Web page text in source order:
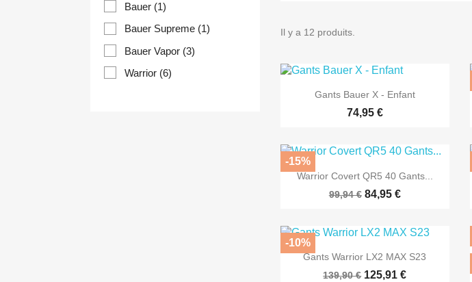
Bauer (1)
Bauer Supreme (1)
Bauer Vapor (3)
Warrior (6)
Il y a 12 produits.
 Aperçu rapide
Gants Bauer X - Enfant
74,95 €
 Aperçu rapide
Warrior Covert QR5 40 Gants...
99,94 € 84,95 €
-15%
 Aperçu rapide
Gants Warrior LX2 MAX S23
139,90 € 125,91 €
-10%